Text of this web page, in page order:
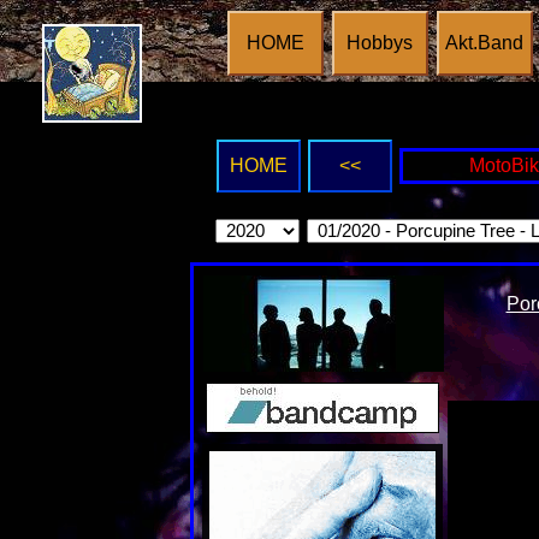
HOME Hobbys Akt.Band
HOME <<